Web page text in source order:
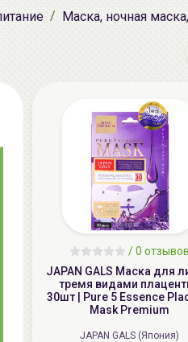
Маска, ночная
/0 отзывов
JAPAN GALS Маска для
тремя видами
30шт | Pure 5 Essence
Mask Premium
JAPAN GALS (Япония)